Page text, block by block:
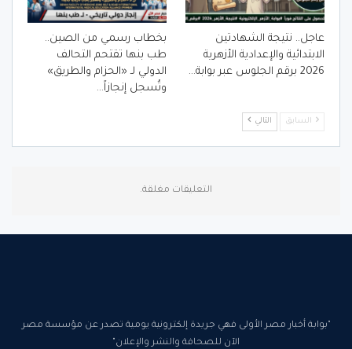
عاجل.. نتيجة الشهادتين
الابتدائية والإعدادية الأزهرية
2026 برقم الجلوس عبر بوابة…
بخطاب رسمي من الصين..
طب بنها تقتحم التحالف
الدولي لـ «الحزام والطريق»
وتُسجل إنجازاً…
السابق التالي
التعليقات مغلقة.
"بوابة أخبار مصر الأولى فهي جريدة إلكترونية يومية تصدر عن مؤسسة مصر
الآن للصحافة والنشر والإعلان"